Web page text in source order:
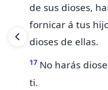
de sus dioses,
fornicar á tus
dioses de ellas.
17 No harás
ti.